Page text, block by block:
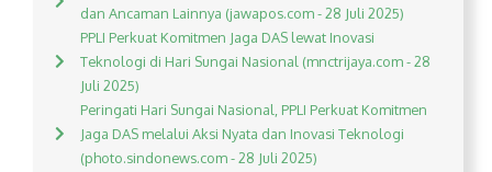
dan Ancaman Lainnya (jawapos.com - 28 Juli 2025)
PPLI Perkuat Komitmen Jaga DAS lewat Inovasi
Teknologi di Hari Sungai Nasional (mnctrijaya.com - 28
Juli 2025)
Peringati Hari Sungai Nasional, PPLI Perkuat Komitmen
Jaga DAS melalui Aksi Nyata dan Inovasi Teknologi
(photo.sindonews.com - 28 Juli 2025)